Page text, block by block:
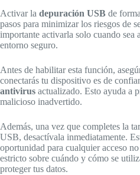
Activar la depuración USB de
pasos para minimizar los riesgos de
importante activarla solo cuando sea
entorno seguro.
Antes de habilitar esta función,
conectarás tu dispositivo es de
antivirus actualizado. Esto ayuda a
malicioso inadvertido.
Además, una vez que completes la
USB, desactívala inmediatamente.
oportunidad para cualquier acceso
estricto sobre cuándo y cómo se
proteger tus datos.